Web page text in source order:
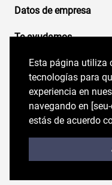
Esta página utiliza
tecnologías para
experiencia en
navegando en
de acuerdo con el
Esta página utiliza
tecnologías para
experiencia en
navegando en
estás de acuerdo
Datos de empresa
Te ayudamos
Medios de pago
Contáctanos
Síguenos en nuestras
Trabaja con Nosotros